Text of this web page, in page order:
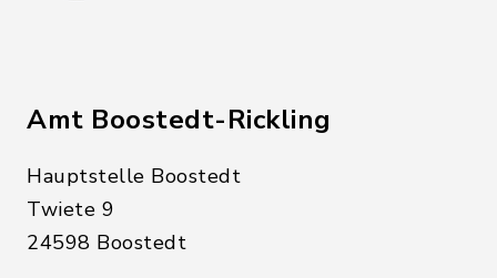
Amt Boostedt-Rickling
Hauptstelle Boostedt
Twiete 9
24598 Boostedt